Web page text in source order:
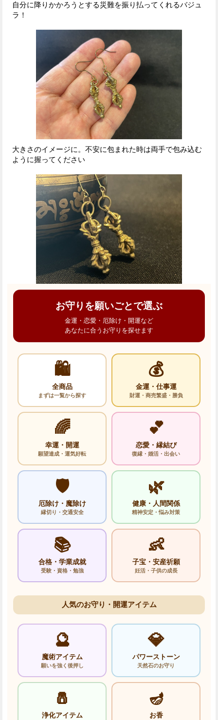
自分に降りかかろうとする災難を振り払ってくれるバジュ
ラ！
大きさのイメージに。不安に包まれた時は両手で包み込む
ように握ってください
お守りを願いごとで選ぶ
金運・恋愛・厄除け・開運など
あなたに合うお守りを探せます
🛍️
全商品
まずは一覧から探す
💰
金運・仕事運
財運・商売繁盛・勝負
🌈
幸運・開運
願望達成・運気好転
💕
恋愛・縁結び
復縁・婚活・出会い
🛡️
厄除け・魔除け
縁切り・交通安全
🌿
健康・人間関係
精神安定・悩み対策
📚
合格・学業成就
受験・資格・勉強
👶
子宝・安産祈願
妊活・子供の成長
人気のお守り・開運アイテム
🔮
魔術アイテム
願いを強く後押し
💎
パワーストーン
天然石のお守り
🧂
浄化アイテム
🪔
お香